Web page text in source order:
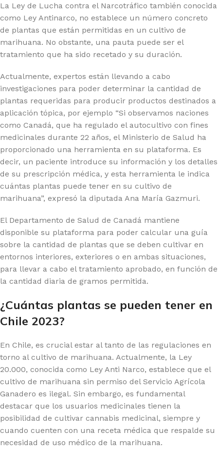
La Ley de Lucha contra el Narcotráfico también conocida
como Ley Antinarco, no establece un número concreto
de plantas que están permitidas en un cultivo de
marihuana. No obstante, una pauta puede ser el
tratamiento que ha sido recetado y su duración.
Actualmente, expertos están llevando a cabo
investigaciones para poder determinar la cantidad de
plantas requeridas para producir productos destinados a
aplicación tópica, por ejemplo “Si observamos naciones
como Canadá, que ha regulado el autocultivo con fines
medicinales durante 22 años, el Ministerio de Salud ha
proporcionado una herramienta en su plataforma. Es
decir, un paciente introduce su información y los detalles
de su prescripción médica, y esta herramienta le indica
cuántas plantas puede tener en su cultivo de
marihuana”, expresó la diputada Ana María Gazmuri.
El Departamento de Salud de Canadá mantiene
disponible su plataforma para poder calcular una guía
sobre la cantidad de plantas que se deben cultivar en
entornos interiores, exteriores o en ambas situaciones,
para llevar a cabo el tratamiento aprobado, en función de
la cantidad diaria de gramos permitida.
¿Cuántas plantas se pueden tener en
Chile 2023?
En Chile, es crucial estar al tanto de las regulaciones en
torno al cultivo de marihuana. Actualmente, la Ley
20.000, conocida como Ley Anti Narco, establece que el
cultivo de marihuana sin permiso del Servicio Agrícola
Ganadero es ilegal. Sin embargo, es fundamental
destacar que los usuarios medicinales tienen la
posibilidad de cultivar cannabis medicinal, siempre y
cuando cuenten con una receta médica que respalde su
necesidad de uso médico de la marihuana.